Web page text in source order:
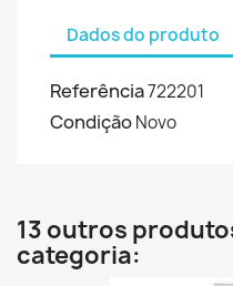
Dados do produto
Referência722201
CondiçãoNovo
13 outros
categoria: